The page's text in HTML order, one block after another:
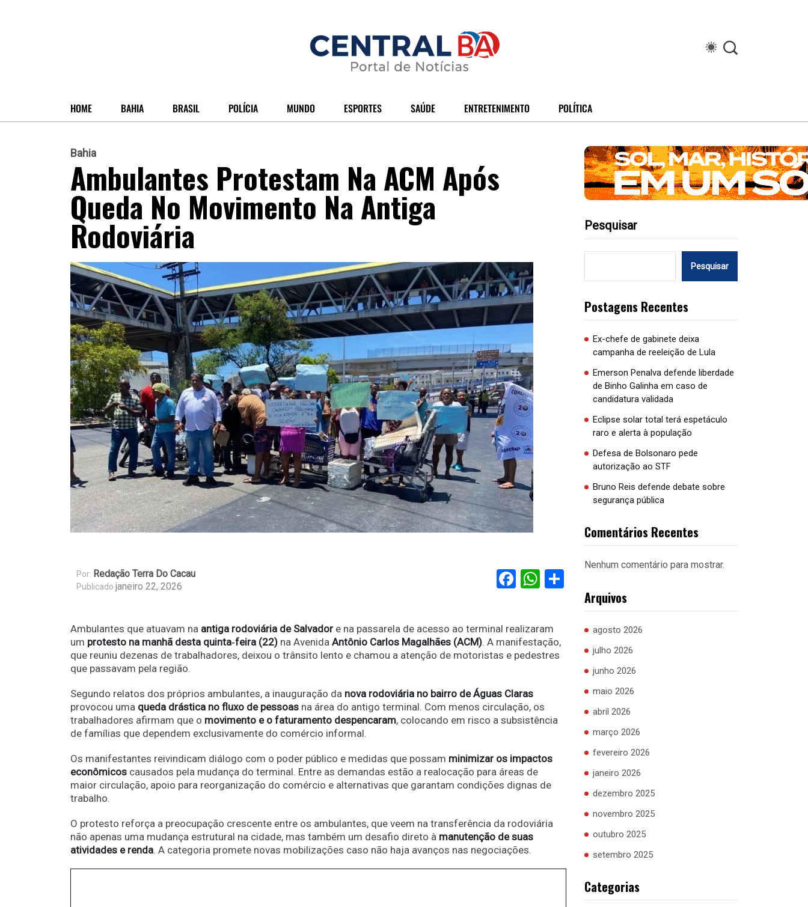
HOME BAHIA BRASIL POLÍCIA MUNDO ESPORTES SAÚDE ENTRETENIMENTO POLÍTICA
Bahia
Ambulantes Protestam Na ACM Após
Queda No Movimento Na Antiga
Rodoviária
Por: Redação Terra Do Cacau
Publicado janeiro 22, 2026 Facebook
WhatsApp
Ambulantes que atuavam na antiga rodoviária de Salvador e na passarela de acesso ao terminal realizaram
um protesto na manhã desta quinta‑feira (22) na Avenida Antônio Carlos Magalhães (ACM). A manifestação,
que reuniu dezenas de trabalhadores, deixou o trânsito lento e chamou a atenção de motoristas e pedestres
que passavam pela região.
Segundo relatos dos próprios ambulantes, a inauguração da nova rodoviária no bairro de Águas Claras
provocou uma queda drástica no fluxo de pessoas na área do antigo terminal. Com menos circulação, os
trabalhadores afirmam que o movimento e o faturamento despencaram, colocando em risco a subsistência
de famílias que dependem exclusivamente do comércio informal.
Os manifestantes reivindicam diálogo com o poder público e medidas que possam minimizar os impactos
econômicos causados pela mudança do terminal. Entre as demandas estão a realocação para áreas de
maior circulação, apoio para reorganização do comércio e alternativas que garantam condições dignas de
trabalho.
O protesto reforça a preocupação crescente entre os ambulantes, que veem na transferência da rodoviária
não apenas uma mudança estrutural na cidade, mas também um desafio direto à manutenção de suas
atividades e renda. A categoria promete novas mobilizações caso não haja avanços nas negociações.
Pesquisar
Pesquisar
Postagens Recentes
Ex-chefe de gabinete deixa
campanha de reeleição de Lula
Emerson Penalva defende liberdade
de Binho Galinha em caso de
candidatura validada
Eclipse solar total terá espetáculo
raro e alerta à população
Defesa de Bolsonaro pede
autorização ao STF
Bruno Reis defende debate sobre
segurança pública
Comentários Recentes
Nenhum comentário para mostrar.
Arquivos
agosto 2026
julho 2026
junho 2026
maio 2026
abril 2026
março 2026
fevereiro 2026
janeiro 2026
dezembro 2025
novembro 2025
outubro 2025
setembro 2025
Categorias